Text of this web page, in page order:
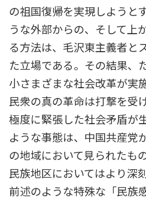
の祖国復帰を実現しようと
うな外部からの、そして上
る方法は、毛沢東主義者と
た立場である。その結果、
小さまざまな社会改革が実
民衆の真の革命は打撃を受
極度に緊張した社会矛盾が
ような事態は、中国共産党
の地域において見られたも
民族地区においてはより深
前述のような特殊な「民族